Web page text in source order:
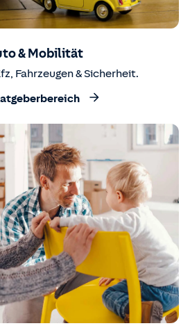
& Mobilität
Fahrzeugen & Sicherheit.